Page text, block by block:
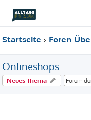
Startseite Foren-
Onlineshops
Neues Thema